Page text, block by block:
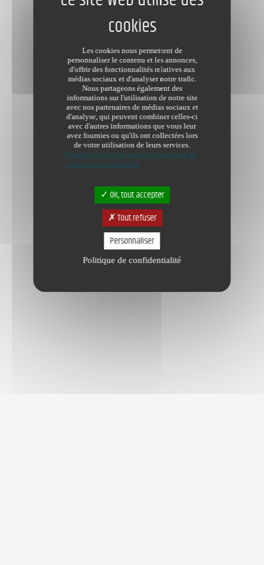
Les cookies nous permettent de
personnaliser le contenu et les annonces,
d'offrir des fonctionnalités relatives aux
médias sociaux et d'analyser notre trafic.
Nous partageons également des
informations sur l'utilisation de notre site
avec nos partenaires de médias sociaux et
d'analyse, qui peuvent combiner celles-ci
avec d'autres informations que vous leur
avez fournies ou qu'ils ont collectées lors
de votre utilisation de leurs services.
Pour en savoir plus sur notre politique de
protection des données
OK, tout accepter
Tout refuser
Personnaliser
Politique de confidentialité